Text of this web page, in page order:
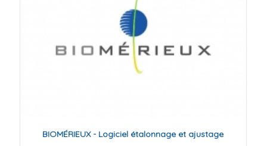
BIOMÉRIEUX - Logiciel étalonnage et ajustage